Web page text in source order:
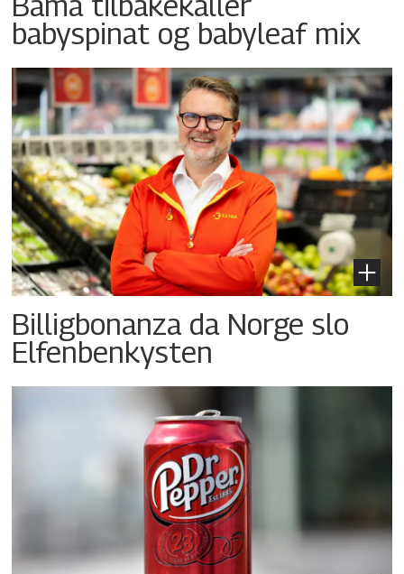
babyspinat og babyleaf mix
Billigbonanza da Norge slo
Elfenbenkysten